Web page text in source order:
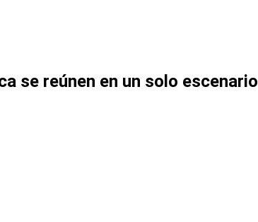
se reúnen en un solo escenario